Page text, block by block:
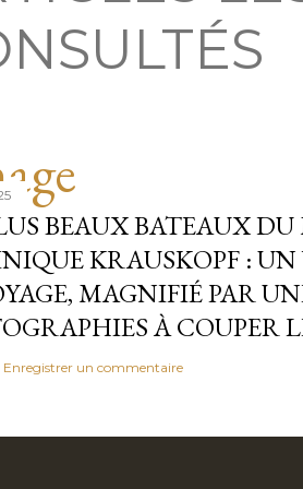
BEAUX BATEAUX
KRAUSKOPF :
MAGNIFIÉ PAR
À COUPER
Enregistrer un commentaire